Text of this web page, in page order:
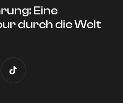
Eine
durch die Welt